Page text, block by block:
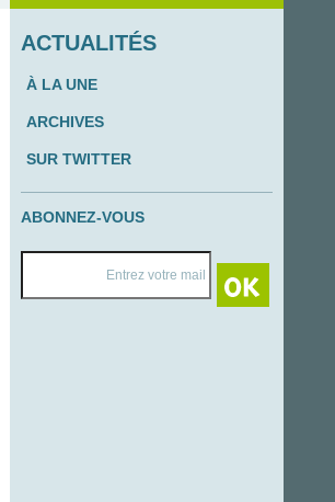
ACTUALITÉS
À LA UNE
ARCHIVES
SUR TWITTER
ABONNEZ-VOUS